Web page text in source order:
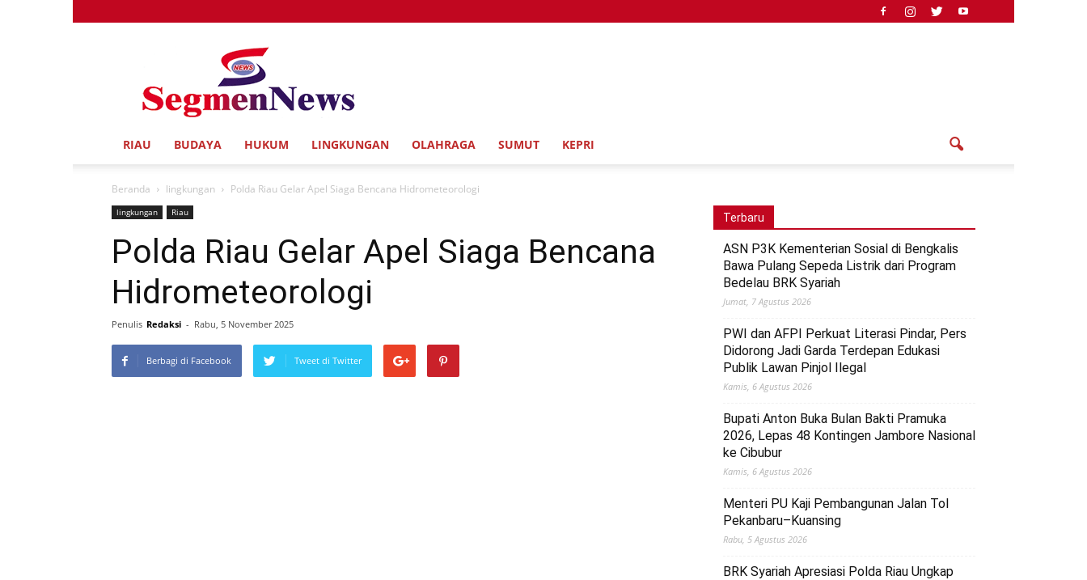
RIAU BUDAYA HUKUM LINGKUNGAN OLAHRAGA SUMUT KEPRI
Beranda lingkungan Polda Riau Gelar Apel Siaga Bencana Hidrometeorologi
lingkungan Riau
Polda Riau Gelar Apel Siaga Bencana
Hidrometeorologi
Penulis Redaksi - Rabu, 5 November 2025
Berbagi di Facebook Tweet di Twitter
Terbaru
ASN P3K Kementerian Sosial di Bengkalis
Bawa Pulang Sepeda Listrik dari Program
Bedelau BRK Syariah
Jumat, 7 Agustus 2026
PWI dan AFPI Perkuat Literasi Pindar, Pers
Didorong Jadi Garda Terdepan Edukasi
Publik Lawan Pinjol Ilegal
Kamis, 6 Agustus 2026
Bupati Anton Buka Bulan Bakti Pramuka
2026, Lepas 48 Kontingen Jambore Nasional
ke Cibubur
Kamis, 6 Agustus 2026
Menteri PU Kaji Pembangunan Jalan Tol
Pekanbaru–Kuansing
Rabu, 5 Agustus 2026
BRK Syariah Apresiasi Polda Riau Ungkap